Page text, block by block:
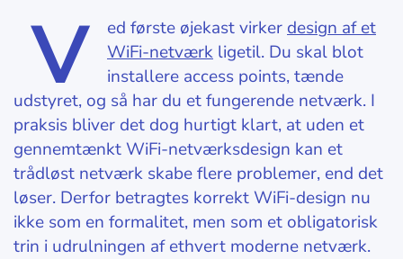
V ed første øjekast virker design af et
WiFi-netværk ligetil. Du skal blot
installere access points, tænde
udstyret, og så har du et fungerende netværk. I
praksis bliver det dog hurtigt klart, at uden et
gennemtænkt WiFi-netværksdesign kan et
trådløst netværk skabe flere problemer, end det
løser. Derfor betragtes korrekt WiFi-design nu
ikke som en formalitet, men som et obligatorisk
trin i udrulningen af ethvert moderne netværk.